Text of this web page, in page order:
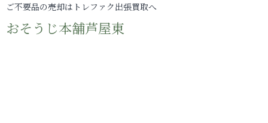
ご不要品の売却はトレファク出張買取へ
おそうじ本舗芦屋東